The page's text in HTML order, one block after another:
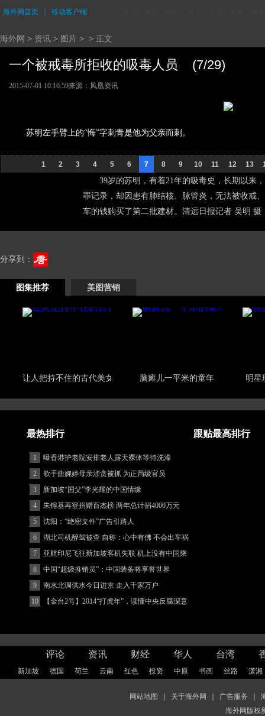
海外网首页 移动客户端
海外网 > 资讯 > 图片 > > 正文
一个被戒毒所拒收的吸毒人员 (7/29)
2015-07-01 10:16:59来源： 凤凰资讯
苏明左手臂上的“悔”字刺青是他为父亲而刺。
1 2 3 4 5 6 7 8 9 10 11 12 13
39岁的苏明，有着21年的吸毒史，长期以来
罪记录，却因患有肺结核、脉管炎，无法被收戒
车的钱购买了第二批建材。清远日报记者 吴明 摄
分享到：
图集推荐 美图营销
让人把持不住的古代美女 脑瘫儿一平米的童年 明星
最热排行 跟贴最高排行
1
曝香港护老院安排老人露天裸体等待洗澡
2
歌手曲婉婷母亲涉贪被抓 为正局级官员
3
新加坡“国父”李光耀的中国情缘
4
朱镕基再登捐赠百杰榜 两年总计捐4000万元
5
沈阳：“绝密文件”广告引路人
6
湖北司机醉驾被查 自称：心中有佛 不会出车祸
(图)
7
亚航印尼飞往新加坡客机失联 机上没有中国乘
客
8
中国“超级推销员”：中国装备将享誉世界
9
南水北调供水今日进京 走入千家万户
10
【金台2号】2014“打虎年”，读懂中央反腐深意
评论 资讯 财经 华人 台湾
新加坡 德国 荷兰 云南 红色 投资 中原 书画 丝路 潇湘
网站地图 关于海外网 广告服务
海外网版权